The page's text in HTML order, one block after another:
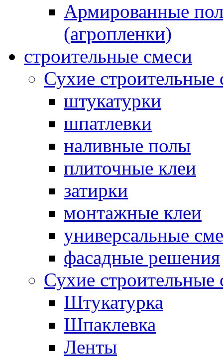
Армированные
(агропленки)
строительные смеси
Сухие строительные
штукатурки
шпатлевки
наливные полы
плиточные клеи
затирки
монтажные клеи
универсальные
фасадные решения
Сухие
Штукатурка
Шпаклевка
Ленты